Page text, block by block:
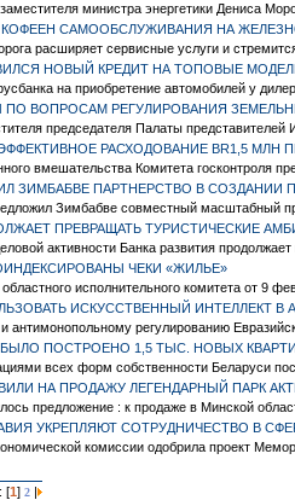
министра энергетики Дениса
КОФЕЕН САМООБСЛУЖИВАНИЯ НА
расширяет сервисные услуги и стремится
НОВЫЙ КРЕДИТ НА ТОПОВЫЕ
на приобретение автомобилей у
ВОПРОСАМ РЕГУЛИРОВАНИЯ
председателя Палаты представителей
РАСХОДОВАНИЕ BR1,5
вмешательства Комитета госконтроля
ЗИМБАБВЕ ПАРТНЕРСТВО В СОЗДАНИИ
Зимбабве совместный масштабный
ПРЕВРАЩАТЬ ТУРИСТИЧЕСКИЕ
активности Банка развития продолжает
ЧЕКИ «ЖИЛЬЕ»
исполнительного комитета от 9
ИСКУССТВЕННЫЙ ИНТЕЛЛЕКТ
антимонопольному регулированию
БЫЛО ПОСТРОЕНО 1,5 ТЫС. НОВЫХ
всех форм собственности Беларуси
НА ПРОДАЖУ ЛЕГЕНДАРНЫЙ ПАРК
предложение : к продаже в Минской
УКРЕПЛЯЮТ СОТРУДНИЧЕСТВО В
комиссии одобрила проект
[1] 2 |